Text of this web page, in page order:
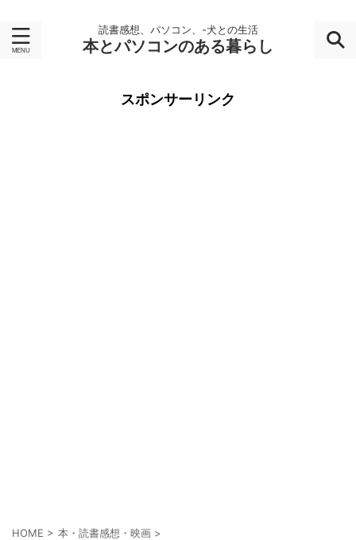
読書感想、パソコン、-犬との生活
本とパソコンのある暮らし
スポンサーリンク
HOME > 本・読書感想・映画 >